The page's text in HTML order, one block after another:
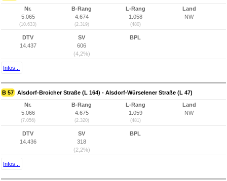
Nr.
5.065
(10.633)
B-Rang
4.674
(2.319)
L-Rang
1.058
(480)
Land
NW
DTV
14.437
SV
606
(4,2%)
BPL
Infos...
B 57 Alsdorf-Broicher Straße (L 164) - Alsdorf-Würselener Straße (L 47)
Nr.
5.066
(7.056)
B-Rang
4.675
(2.320)
L-Rang
1.059
(481)
Land
NW
DTV
14.436
SV
318
(2,2%)
BPL
Infos...